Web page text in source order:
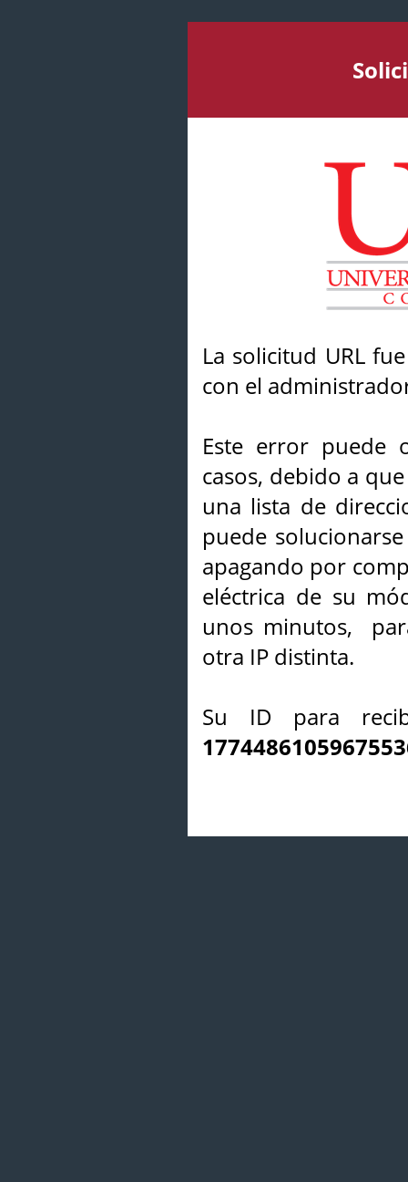
La solicitud URL
con el
Este error puede
casos, debido a
una lista de
puede
apagando por
eléctrica de su
unos minutos,
otra IP distinta.
Su ID para